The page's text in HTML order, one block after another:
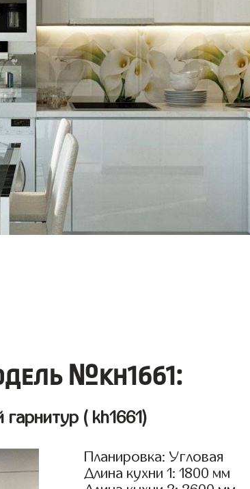
№kh1661:
гарнитур ( kh1661)
Планировка: Угловая
Длина кухни 1: 1800 мм